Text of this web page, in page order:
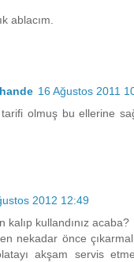
ablacım.
16 Ağustos 2011
olmuş bu ellerine
2012 12:49
kalıp kullandınız acaba?
nekadar önce
akşam servis